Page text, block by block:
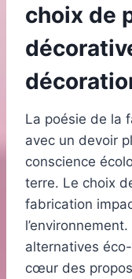
choix de
La poésie de la
avec un devoir
conscience
terre. Le choix
fabrication
alternatives
cœur des